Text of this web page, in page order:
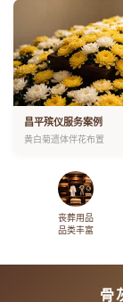
昌平殡仪服务案例
黄白菊遗体伴花布置
丧葬用品
品类丰富
骨